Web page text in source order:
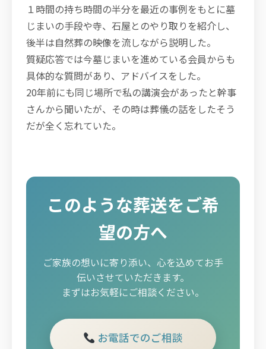
１時間の持ち時間の半分を最近の事例をもとに墓
じまいの手段や寺、石屋とのやり取りを紹介し、
後半は自然葬の映像を流しながら説明した。
質疑応答では今墓じまいを進めている会員からも
具体的な質問があり、アドバイスをした。
20年前にも同じ場所で私の講演会があったと幹事
さんから聞いたが、その時は葬儀の話をしたそう
だが全く忘れていた。
このような葬送をご希
望の方へ
ご家族の想いに寄り添い、心を込めてお手
伝いさせていただきます。
まずはお気軽にご相談ください。
お電話でのご相談